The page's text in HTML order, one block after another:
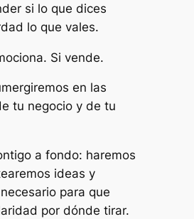
si lo que dices
lo que vales.
Si vende.
en las
tu negocio y de tu
a fondo: haremos
ideas y
para que
por dónde tirar.